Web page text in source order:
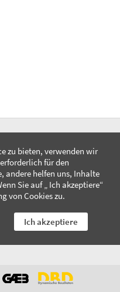
zu bieten, verwenden wir
für den
andere helfen uns, Inhalte
Sie auf „ Ich akzeptiere“
von Cookies zu.
Ich akzeptiere